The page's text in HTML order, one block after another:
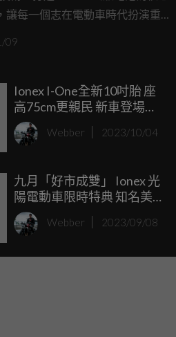
讓每一個志在電動車時代扮演重
的完整技術解決方案，共同在
業電動車生態聯盟的平台上，為
09
Ionex I-One全新10吋胎 座
高75cm更親民 新車登場、
基隆市民免費騎Ionex 雙電
池S6 Rex符合資格 免費騎
Webber 2023/10/04
九月「好市成雙」 Ionex 光
陽電動車限時特典 知名美
式賣場會員獨享購車優惠
嚴選3款電動機車最高現折
Webber 2023/09/08